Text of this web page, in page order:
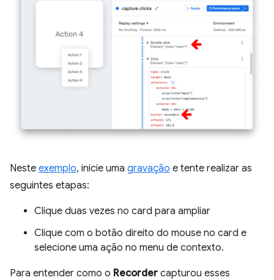
Neste exemplo, inicie uma gravação e tente realizar as
seguintes etapas:
Clique duas vezes no card para ampliar
Clique com o botão direito do mouse no card e
selecione uma ação no menu de contexto.
Para entender como o Recorder capturou esses